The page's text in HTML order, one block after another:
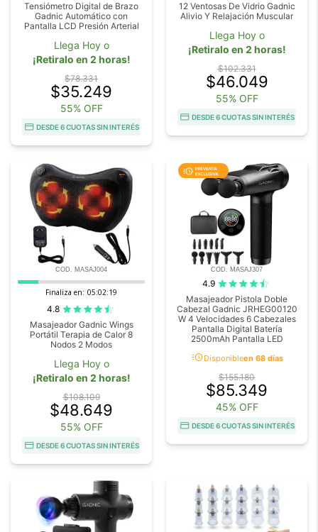
Tensiómetro Digital de Brazo
Gadnic Automático con
Pantalla LCD Presión Arterial
Llega Hoy o
¡Retiralo en 2 horas!
$78.331
$35.249
55% OFF
DESDE 6 CUOTAS SIN INTERÉS
12 Ventosas De Vidrio Gadnic
Alivio Y Relajación Muscular
Llega Hoy o
¡Retiralo en 2 horas!
$102.331
$46.049
55% OFF
DESDE 6 CUOTAS SIN INTERÉS
COD. MASAJ004
Finaliza en: 05:02:18
4.8
Masajeador Gadnic Wings
Portátil Terapia de Calor 8
Nodos 2 Modos
Llega Hoy o
¡Retiralo en 2 horas!
$108.109
$48.649
55% OFF
DESDE 6 CUOTAS SIN INTERÉS
COD. MASAJ307
4.9
Masajeador Pistola Doble
Cabezal Gadnic JRHEG00120
W 4 Velocidades 6 Cabezales
Pantalla Digital Batería
2500mAh Pantalla LED
acuteDisponibleen 68 días
$155.180
$85.349
45% OFF
DESDE 6 CUOTAS SIN INTERÉS